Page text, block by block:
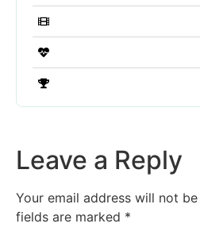
Leave a Reply
Your email address will not
fields are marked *